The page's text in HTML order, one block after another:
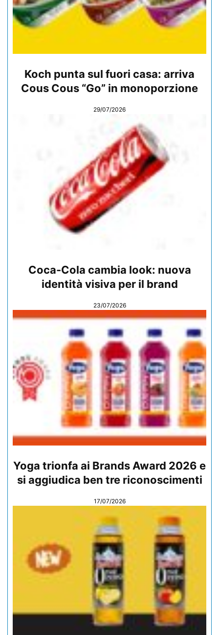
Koch punta sul fuori casa: arriva
Cous Cous “Go” in monoporzione
29/07/2026
Coca-Cola cambia look: nuova
identità visiva per il brand
23/07/2026
Yoga trionfa ai Brands Award 2026 e
si aggiudica ben tre riconoscimenti
17/07/2026